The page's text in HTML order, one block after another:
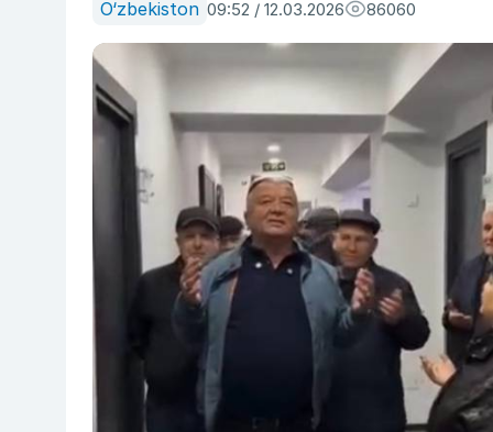
O‘zbekiston 09:52 / 12.03.2026 86060